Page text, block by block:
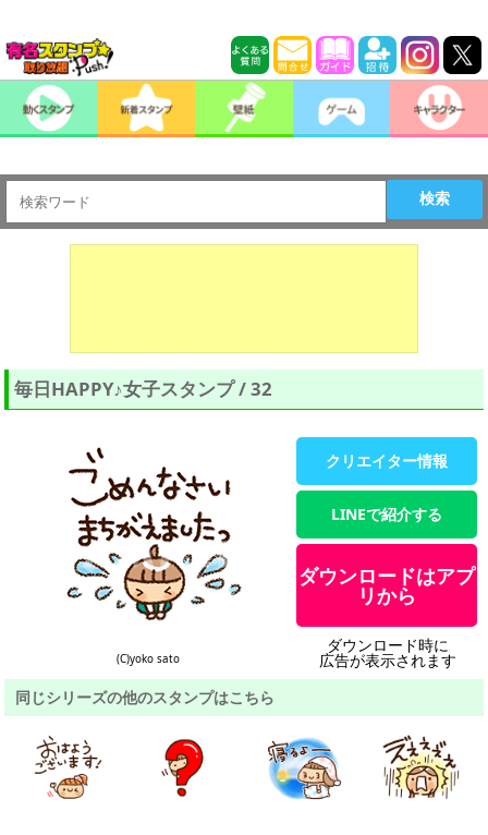
検索
毎日HAPPY♪女子スタンプ / 32
(C)yoko sato
クリエイター情報
LINEで紹介する
ダウンロードはアプ
リから
ダウンロード時に
広告が表示されます
同じシリーズの他のスタンプはこちら